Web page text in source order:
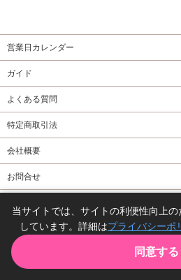
営業日カレンダー
ガイド
よくある質問
特定商取引法
会社概要
お問合せ
当サイトでは、サイトの利便性向上
しています。詳細はプライバシーポ
同意する